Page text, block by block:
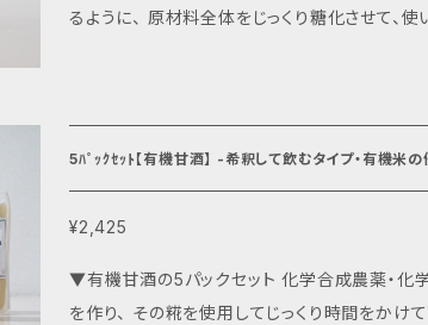
るように、 原材料全体をじっくり糖化させて、使い易く仕上げました。 鮮やかな色合
リーンカレーレシピはこちら↓ https://
5ﾊﾟｯｸｾｯﾄ【有機甘酒】 -希釈して飲むタイプ・有機
¥2,425
▼有機甘酒の5パックセット 化学合成農薬・化学合成肥料を完全に使用せず、 有機栽培で育てた高品質なお米から有機糀
を作り、 その糀を使用してじっくり時間をかけて丁寧に醸しました。 素材を活かした